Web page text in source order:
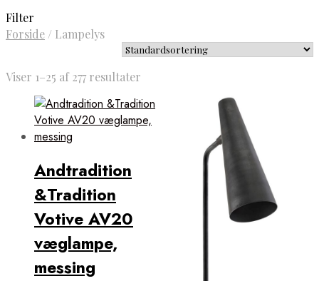
Filter
Forside/ Lampelys
Viser 1–25 af 277 resultater
Andtradition
&Tradition
Votive AV20
væglampe,
messing